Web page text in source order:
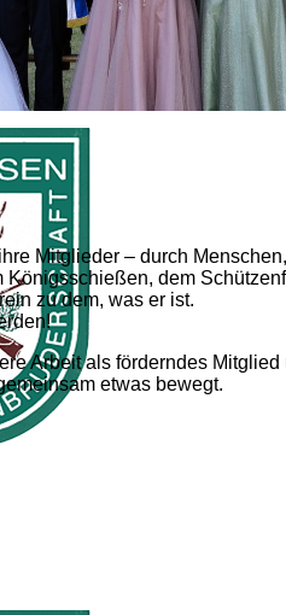
Mitglieder – durch
dem
zu dem, was er ist.
Arbeit als förderndes Mitglied
etwas bewegt.